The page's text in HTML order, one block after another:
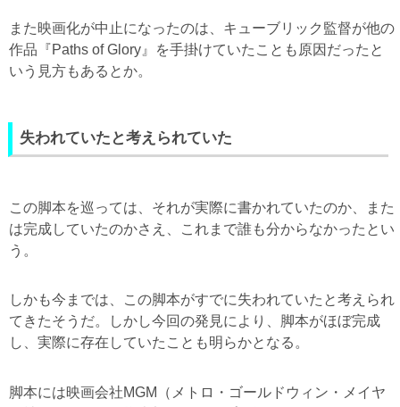
また映画化が中止になったのは、キューブリック監督が他の
作品『Paths of Glory』を手掛けていたことも原因だったと
いう見方もあるとか。
失われていたと考えられていた
この脚本を巡っては、それが実際に書かれていたのか、また
は完成していたのかさえ、これまで誰も分からなかったとい
う。
しかも今までは、この脚本がすでに失われていたと考えられ
てきたそうだ。しかし今回の発見により、脚本がほぼ完成
し、実際に存在していたことも明らかとなる。
脚本には映画会社MGM（メトロ・ゴールドウィン・メイヤ